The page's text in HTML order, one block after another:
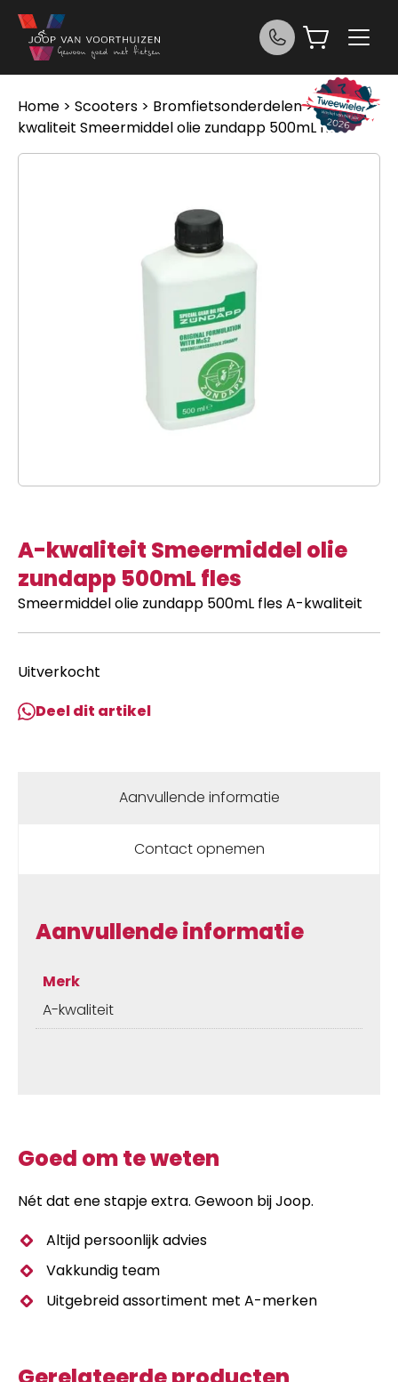
Ga naar de inhoud
Home > Scooters > Bromfietsonderdelen> A-
kwaliteit Smeermiddel olie zundapp 500mL fles
A-kwaliteit Smeermiddel olie
zundapp 500mL fles
Smeermiddel olie zundapp 500mL fles A-kwaliteit
Uitverkocht
Deel dit artikel
Aanvullende informatie
Contact opnemen
Aanvullende informatie
Merk
A-kwaliteit
Goed om te weten
Nét dat ene stapje extra. Gewoon bij Joop.
Altijd persoonlijk advies
Vakkundig team
Uitgebreid assortiment met A-merken